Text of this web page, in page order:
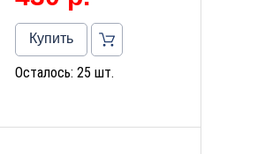
Купить
Осталось: 25 шт.